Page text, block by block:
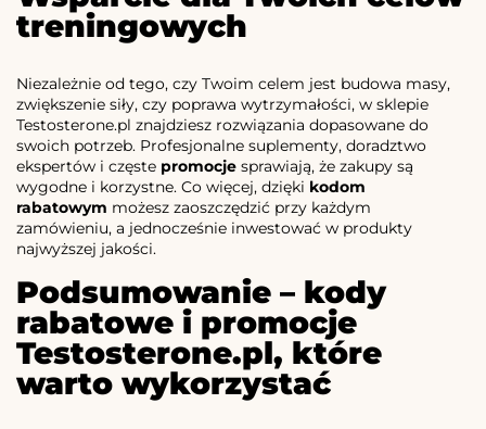
treningowych
Niezależnie od tego, czy Twoim celem jest budowa masy,
zwiększenie siły, czy poprawa wytrzymałości, w sklepie
Testosterone.pl znajdziesz rozwiązania dopasowane do
swoich potrzeb. Profesjonalne suplementy, doradztwo
ekspertów i częste promocje sprawiają, że zakupy są
wygodne i korzystne. Co więcej, dzięki kodom
rabatowym możesz zaoszczędzić przy każdym
zamówieniu, a jednocześnie inwestować w produkty
najwyższej jakości.
Podsumowanie – kody
rabatowe i promocje
Testosterone.pl, które
warto wykorzystać